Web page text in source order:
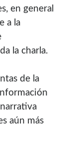
en general
a la
la charla.
de la
aún más